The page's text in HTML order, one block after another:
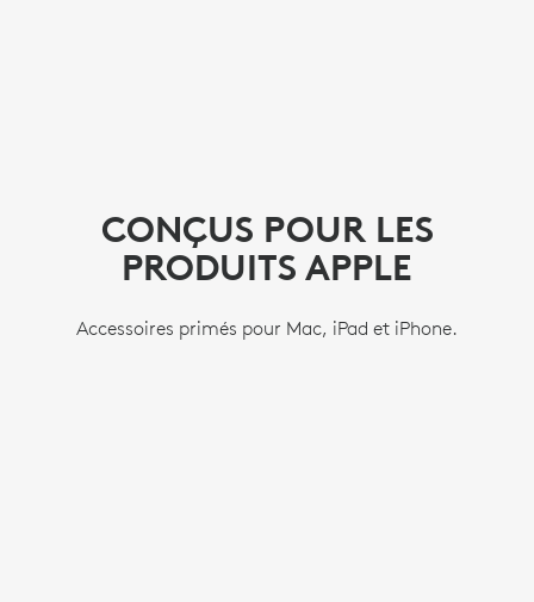
CONÇUS POUR LES
PRODUITS APPLE
Accessoires primés pour Mac, iPad et iPhone.